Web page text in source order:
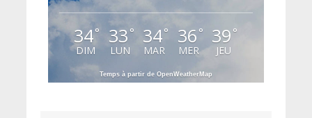
34°
DIM
33 °
LUN
34°
MAR
36 °
MER
39 °
JEU
Temps à partir de OpenWeatherMap